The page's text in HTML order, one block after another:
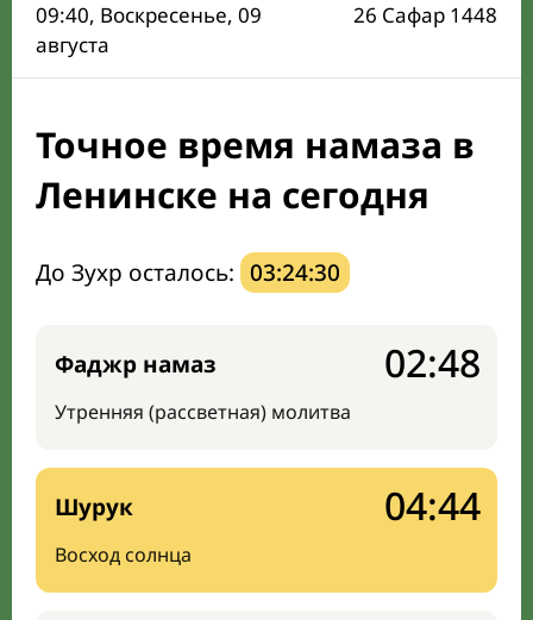
Время Сухура и Ифтара на сегодня
Календарь рамадана
Мечети и молельные комнаты
Направление киблы
09:40, Воскресенье, 09
августа
26 Сафар 1448
Точное время намаза в
Ленинске на сегодня
До Зухр осталось: 03:24:29
Фаджр намаз
Утренняя (рассветная) молитва
02:48
Шурук
Восход солнца
04:44